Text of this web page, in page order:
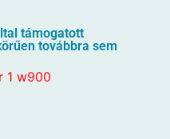
támogatott
továbbra sem